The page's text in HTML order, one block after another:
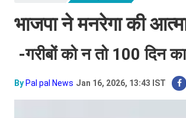
भाजपा ने मनरेगा की
-गरीबों को न तो 100 दिन
By Pal pal News Jan 16, 2026, 13:43 IST